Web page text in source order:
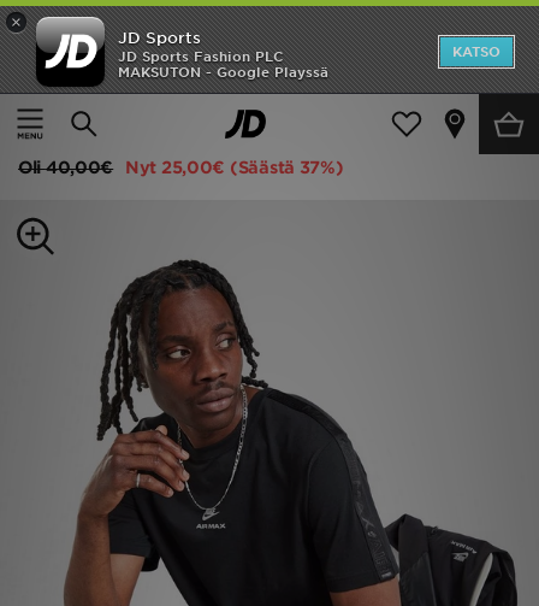
×
JD Sports
JD Sports Fashion PLC
MAKSUTON - Google Playssä
KATSO
Etusivu
Miehet Miesten vaatteet T-paidat
Nike T-paita Miehet
Oli40,00€ Nyt 25,00€ (Säästä 37%)
Etusivu
Ale
Miehet
Tuotemerkit
Inspiroidu
Jalkapallo